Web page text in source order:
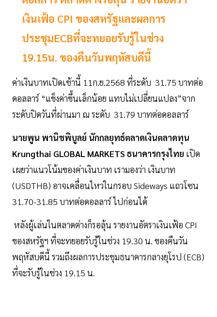
เงินเฟ้อ CPI ของสหรัฐและผลการ
ประชุมECBที่จะทยอยรับรู้ในช่วง
19.15น. ของคืนวันพฤหัสบดีนี้
ค่าเงินบาทเปิดเช้านี้ 11ก.ย.2568 ที่ระดับ 31.75 บาทต่อ
ดอลลาร์ “แข็งค่าขึ้นเล็กน้อย แทบไม่เปลี่ยนแปลง”จาก
ระดับปิดวันที่ผ่านมา ณ ระดับ 31.79 บาทต่อดอลลาร์
นายพูน พานิชพิบูลย์ นักกลยุทธ์ตลาดเงินตลาดทุน
Krungthai GLOBAL MARKETS ธนาคารกรุงไทย เปิด
เผยว่าแนวโน้มของค่าเงินบาท เรามองว่า เงินบาท
(USDTHB) อาจเคลื่อนไหวในกรอบ Sideways แถวโซน
31.70-31.85 บาทต่อดอลลาร์ ไปก่อนได้
หลังผู้เล่นในตลาดต่างก็รอลุ้น รายงานอัตราเงินเฟ้อ CPI
ของสหรัฐฯ ที่จะทยอยรับรู้ในช่วง 19.30 น. ของคืนวัน
พฤหัสบดีนี้ รวมถึงผลการประชุมธนาคารกลางยุโรป (ECB)
ที่จะรับรู้ในช่วง 19.15 น.